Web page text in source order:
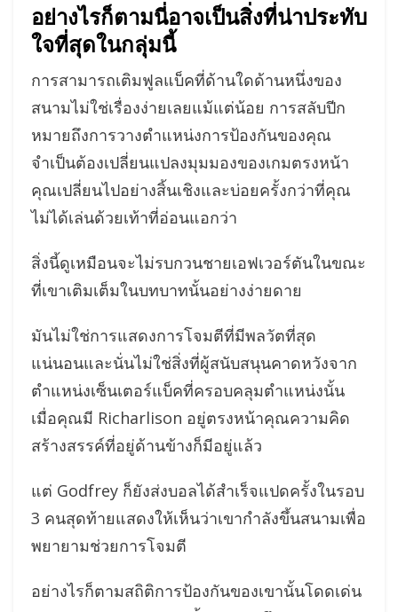
อย่างไรก็ตามนี่อาจเป็นสิ่งที่น่าประทับ
ใจที่สุดในกลุ่มนี้
การสามารถเติมฟูลแบ็คที่ด้านใดด้านหนึ่งของ
สนามไม่ใช่เรื่องง่ายเลยแม้แต่น้อย การสลับปีก
หมายถึงการวางตำแหน่งการป้องกันของคุณ
จำเป็นต้องเปลี่ยนแปลงมุมมองของเกมตรงหน้า
คุณเปลี่ยนไปอย่างสิ้นเชิงและบ่อยครั้งกว่าที่คุณ
ไม่ได้เล่นด้วยเท้าที่อ่อนแอกว่า
สิ่งนี้ดูเหมือนจะไม่รบกวนชายเอฟเวอร์ตันในขณะ
ที่เขาเติมเต็มในบทบาทนั้นอย่างง่ายดาย
มันไม่ใช่การแสดงการโจมตีที่มีพลวัตที่สุด
แน่นอนและนั่นไม่ใช่สิ่งที่ผู้สนับสนุนคาดหวังจาก
ตำแหน่งเซ็นเตอร์แบ็คที่ครอบคลุมตำแหน่งนั้น
เมื่อคุณมี Richarlison อยู่ตรงหน้าคุณความคิด
สร้างสรรค์ที่อยู่ด้านข้างก็มีอยู่แล้ว
แต่ Godfrey ก็ยังส่งบอลได้สำเร็จแปดครั้งในรอบ
3 คนสุดท้ายแสดงให้เห็นว่าเขากำลังขึ้นสนามเพื่อ
พยายามช่วยการโจมตี
อย่างไรก็ตามสถิติการป้องกันของเขานั้นโดดเด่น